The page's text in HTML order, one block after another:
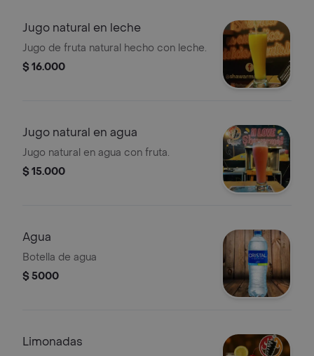
Jugo natural en leche
Jugo de fruta natural hecho con leche.
$ 16.000
Jugo natural en agua
Jugo natural en agua con fruta.
$ 15.000
Agua
Botella de agua
$ 5000
Limonadas